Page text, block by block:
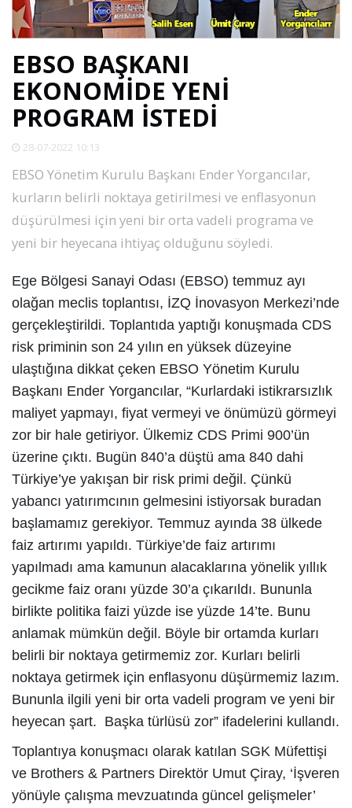
SPOR
DÜNYA
VİDEO
YAZARLAR
RESMİ
EBSO BAŞKANI
EKONOMİDE YENİ
PROGRAM İSTEDİ
28-07-2022 10:13
EBSO Yönetim Kurulu Başkanı Ender Yorgancılar,
kurların belirli noktaya getirilmesi ve enflasyonun
düşürülmesi için yeni bir orta vadeli programa ve
yeni bir heyecana ihtiyaç olduğunu söyledi.
Ege Bölgesi Sanayi Odası (EBSO) temmuz ayı
olağan meclis toplantısı, İZQ İnovasyon Merkezi’nde
gerçekleştirildi. Toplantıda yaptığı konuşmada CDS
risk priminin son 24 yılın en yüksek düzeyine
ulaştığına dikkat çeken EBSO Yönetim Kurulu
Başkanı Ender Yorgancılar, “Kurlardaki istikrarsızlık
maliyet yapmayı, fiyat vermeyi ve önümüzü görmeyi
zor bir hale getiriyor. Ülkemiz CDS Primi 900’ün
üzerine çıktı. Bugün 840’a düştü ama 840 dahi
Türkiye’ye yakışan bir risk primi değil. Çünkü
yabancı yatırımcının gelmesini istiyorsak buradan
başlamamız gerekiyor. Temmuz ayında 38 ülkede
faiz artırımı yapıldı. Türkiye’de faiz artırımı
yapılmadı ama kamunun alacaklarına yönelik yıllık
gecikme faiz oranı yüzde 30’a çıkarıldı. Bununla
birlikte politika faizi yüzde ise yüzde 14’te. Bunu
anlamak mümkün değil. Böyle bir ortamda kurları
belirli bir noktaya getirmemiz zor. Kurları belirli
noktaya getirmek için enflasyonu düşürmemiz lazım.
Bununla ilgili yeni bir orta vadeli program ve yeni bir
heyecan şart. Başka türlüsü zor” ifadelerini kullandı.
Toplantıya konuşmacı olarak katılan SGK Müfettişi
ve Brothers & Partners Direktör Umut Çiray, ‘İşveren
yönüyle çalışma mevzuatında güncel gelişmeler’